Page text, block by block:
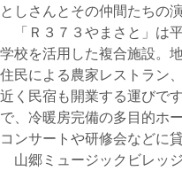
としさんとその仲間たちの
「Ｒ３７３やまさと」は
学校を活用した複合施設。
住民による農家レストラン
近く民宿も開業する運びで
で、冷暖房完備の多目的ホ
コンサートや研修会などに
山郷ミュージックビレッ